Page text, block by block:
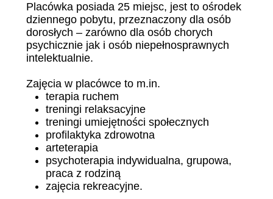
Placówka posiada 25 miejsc, jest to ośrodek
dziennego pobytu, przeznaczony dla osób
dorosłych – zarówno dla osób chorych
psychicznie jak i osób niepełnosprawnych
intelektualnie.
Zajęcia w placówce to m.in.
terapia ruchem
treningi relaksacyjne
treningi umiejętności społecznych
profilaktyka zdrowotna
arteterapia
psychoterapia indywidualna, grupowa,
praca z rodziną
zajęcia rekreacyjne.